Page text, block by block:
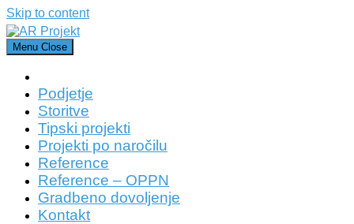
Skip to content
Menu Close
Podjetje
Storitve
Tipski projekti
Projekti po naročilu
Reference
Reference – OPPN
Gradbeno dovoljenje
Kontakt